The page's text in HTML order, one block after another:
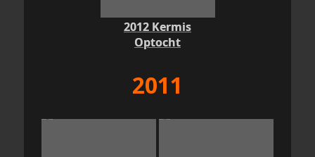
2012 Kermis
Optocht
2011